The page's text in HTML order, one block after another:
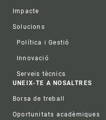
Impacte
Solucions
Política i Gestió
Innovació
Serveis tècnics
UNEIX-TE A NOSALTRES
Borsa de treball
Oportunitats acadèmiques